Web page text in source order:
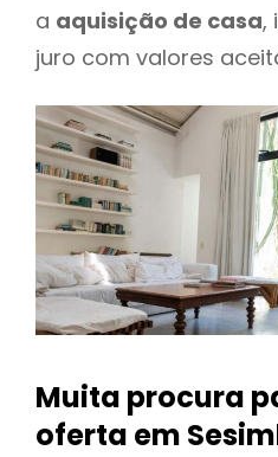
a aquisição de casa,
juro com valores
Muita procura
oferta em